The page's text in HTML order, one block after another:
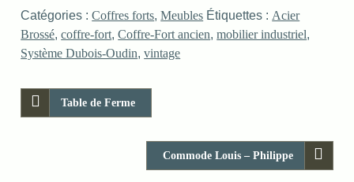
Catégories :Coffres forts,Meubles Étiquettes : Acier
Brossé,coffre-fort,Coffre-Fort ancien,mobilier industriel,
Système Dubois-Oudin,vintage
Table de Ferme
Commode Louis – Philippe